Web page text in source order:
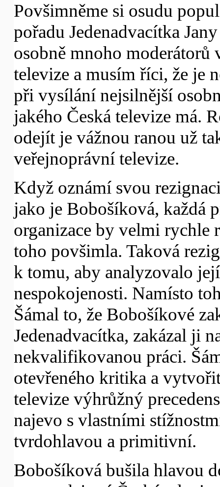
Povšimněme si osudu
pořadu Jedenadvacítka
osobně mnoho moderátorů
televize a musím říci, že je
při vysílání nejsilnější
jakého Česká televize má.
odejít je vážnou ranou už
veřejnoprávní televize.
Když oznámí svou
jako je Bobošíková, každá
organizace by velmi rychle
toho povšimla. Taková
k tomu, aby analyzovalo
nespokojenosti. Namísto
Šámal to, že Bobošíkové
Jedenadvacítka, zakázal ji
nekvalifikovanou práci.
otevřeného kritika a
televize výhrůžný
najevo s vlastními
tvrdohlavou a primitivní.
Bobošíková bušila hlavou